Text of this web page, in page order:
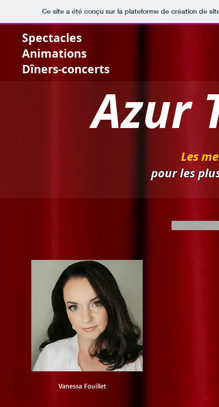
Ce site a été conçu sur la plateforme de création de
Spectacles
Animations
Dîners-concerts
Azur
Les
pour les
Vanessa Fouillet